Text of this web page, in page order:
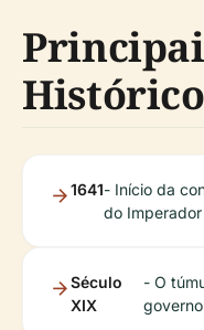
1641- Início da
do
Século
XIX
- O